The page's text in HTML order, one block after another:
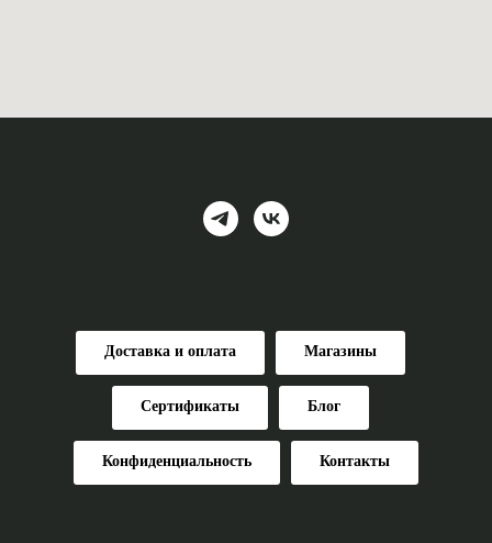
Доставка и оплата Магазины
Сертификаты Блог
Конфиденциальность Контакты